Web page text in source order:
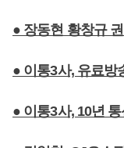
● 장동현 황창규
● 이통3사, 유료방
● 이통3사, 10년